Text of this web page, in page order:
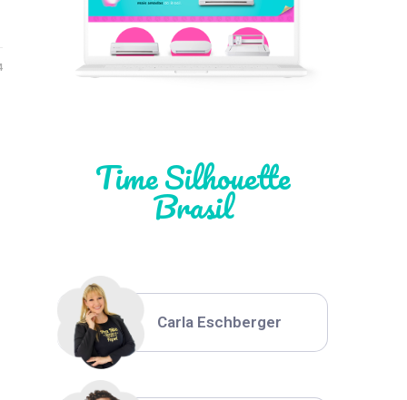
Time Silhouette
Brasil
Léia Pastori
Thiara Ney
Carla Eschberger